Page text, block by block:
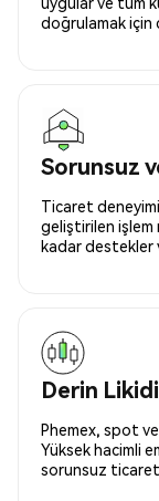
doğrulamak için
Sorunsuz
Ticaret
geliştirilen işlem
kadar destekler
Derin
Phemex, spot
Yüksek hacimli
sorunsuz